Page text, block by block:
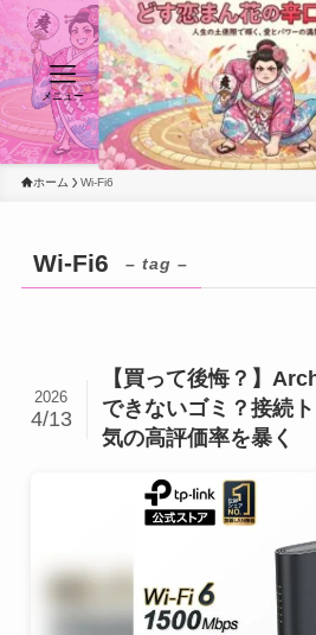
メニュー
ホーム Wi-Fi6
Wi-Fi6 – tag –
【買って後悔？】
できないゴミ？接続
気の高評価率を暴く
2026
4/13